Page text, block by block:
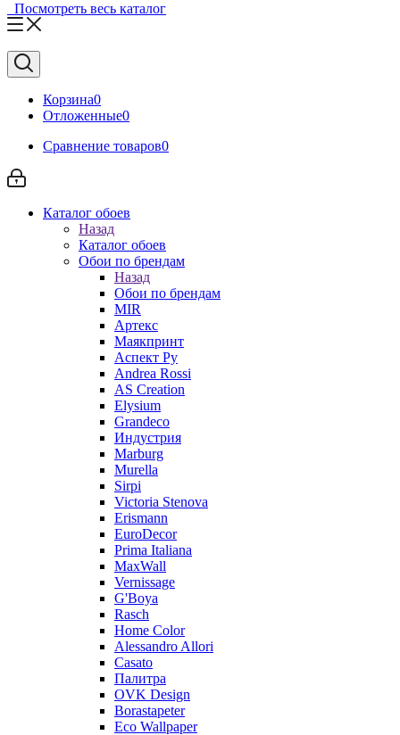
Посмотреть весь каталог
Корзина0
Отложенные0
Сравнение товаров0
Каталог обоев
Назад
Каталог обоев
Обои по брендам
Назад
Обои по брендам
MIR
Артекс
Маякпринт
Аспект Ру
Andrea Rossi
AS Creation
Elysium
Grandeco
Индустрия
Marburg
Murella
Sirpi
Victoria Stenova
Erismann
EuroDecor
Prima Italiana
MaxWall
Vernissage
G'Boya
Rasch
Home Color
Alessandro Allori
Casato
Палитра
OVK Design
Borastapeter
Eco Wallpaper